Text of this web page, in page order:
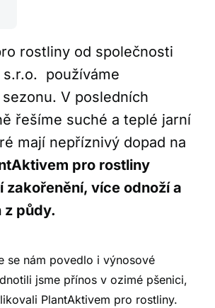
rostliny od společnosti
s.r.o. používáme
V posledních
řešíme suché a teplé jarní
mají nepříznivý dopad na
pro rostliny
zakořenění, více odnoží a
z půdy.
se nám povedlo i výnosové
jsme přínos v ozimé pšenici,
PlantAktivem pro rostliny.